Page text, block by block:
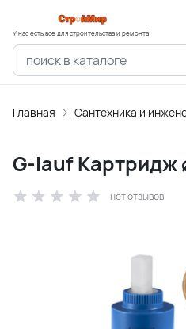
У нас есть все для строительства и ремонта!
Главная Сантехника и
G-lauf Картридж
нет отзывов